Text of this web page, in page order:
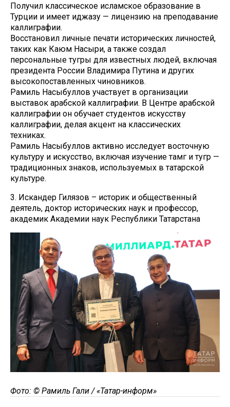
Получил классическое исламское образование в
Турции и имеет иджазу — лицензию на преподавание
каллиграфии.
Восстановил личные печати исторических личностей,
таких как Каюм Насыри, а также создал
персональные тугры для известных людей, включая
президента России Владимира Путина и других
высокопоставленных чиновников.
Рамиль Насыбуллов участвует в организации
выставок арабской каллиграфии. В Центре арабской
каллиграфии он обучает студентов искусству
каллиграфии, делая акцент на классических
техниках.
Рамиль Насыбуллов активно исследует восточную
культуру и искусство, включая изучение тамг и тугр —
традиционных знаков, используемых в татарской
культуре.
3. Искандер Гилязов – историк и общественный
деятель, доктор исторических наук и профессор,
академик Академии наук Республики Татарстана
Фото: © Рамиль Гали / «Татар-информ»